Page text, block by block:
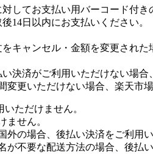
してお支払い用バーコード付
14日以内にお支払いください。
キャンセル・金額を変更され
決済がご利用いただけない場
変更いただけない場合、楽天市
ただけません。
ません。
の場合、後払い決済をご利用い
不要な配送方法の場合、後払